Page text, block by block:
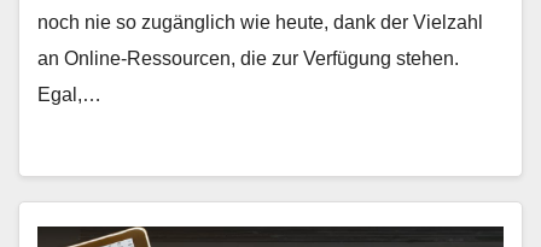
noch nie so zugänglich wie heute, dank der Vielzahl
an Online-Ressourcen, die zur Verfügung stehen.
Egal,…